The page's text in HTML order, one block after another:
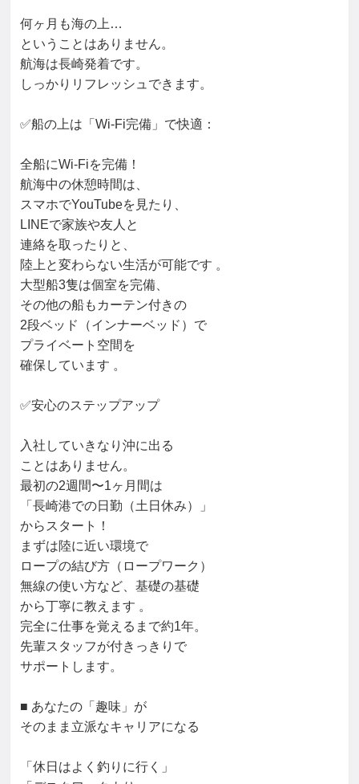
何ヶ月も海の上…
ということはありません。
航海は長崎発着です。
しっかりリフレッシュできます。
✅船の上は「Wi-Fi完備」で快適：
全船にWi-Fiを完備！
航海中の休憩時間は、
スマホでYouTubeを見たり、
LINEで家族や友人と
連絡を取ったりと、
陸上と変わらない生活が可能です 。
大型船3隻は個室を完備、
その他の船もカーテン付きの
2段ベッド（インナーベッド）で
プライベート空間を
確保しています 。
✅安心のステップアップ
入社していきなり沖に出る
ことはありません。
最初の2週間〜1ヶ月間は
「長崎港での日勤（土日休み）」
からスタート！
まずは陸に近い環境で
ロープの結び方（ロープワーク）
無線の使い方など、基礎の基礎
から丁寧に教えます 。
完全に仕事を覚えるまで約1年。
先輩スタッフが付きっきりで
サポートします。
■ あなたの「趣味」が
そのまま立派なキャリアになる
「休日はよく釣りに行く」